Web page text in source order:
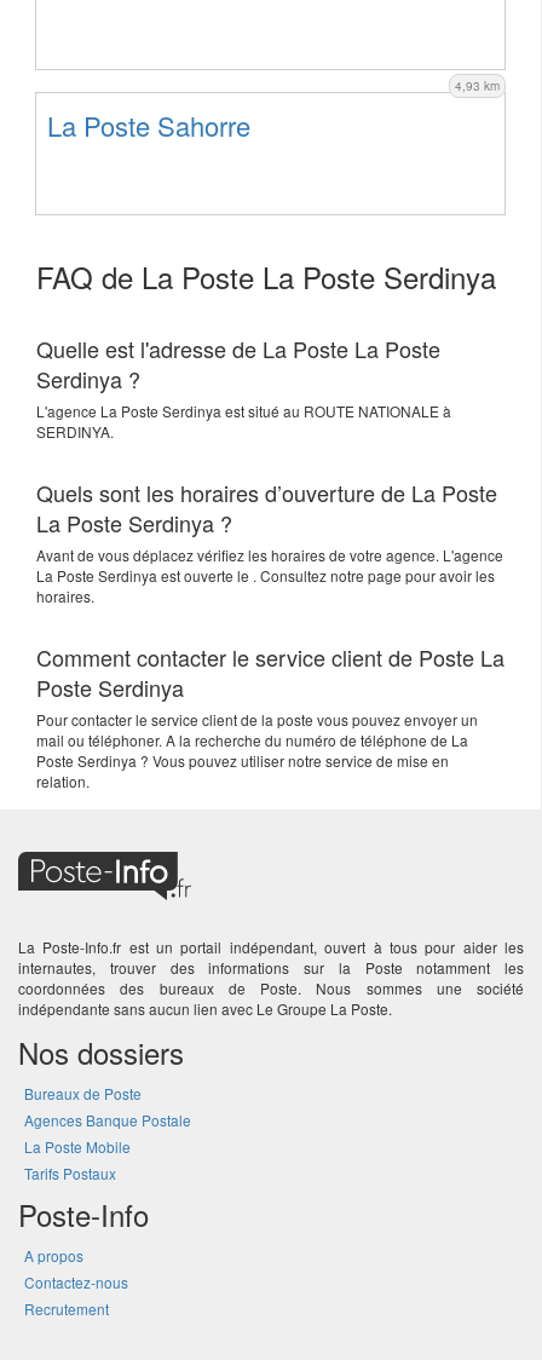
4,93 km
La Poste Sahorre
FAQ de La Poste La Poste Serdinya
Quelle est l'adresse de La Poste La Poste
Serdinya ?
L'agence La Poste Serdinya est situé au ROUTE NATIONALE à
SERDINYA.
Quels sont les horaires d’ouverture de La Poste
La Poste Serdinya ?
Avant de vous déplacez vérifiez les horaires de votre agence. L'agence
La Poste Serdinya est ouverte le . Consultez notre page pour avoir les
horaires.
Comment contacter le service client de Poste La
Poste Serdinya
Pour contacter le service client de la poste vous pouvez envoyer un
mail ou téléphoner. A la recherche du numéro de téléphone de La
Poste Serdinya ? Vous pouvez utiliser notre service de mise en
relation.
La Poste-Info.fr est un portail indépendant, ouvert à tous pour aider les
internautes, trouver des informations sur la Poste notamment les
coordonnées des bureaux de Poste. Nous sommes une société
indépendante sans aucun lien avec Le Groupe La Poste.
Nos dossiers
Bureaux de Poste
Agences Banque Postale
La Poste Mobile
Tarifs Postaux
Poste-Info
A propos
Contactez-nous
Recrutement